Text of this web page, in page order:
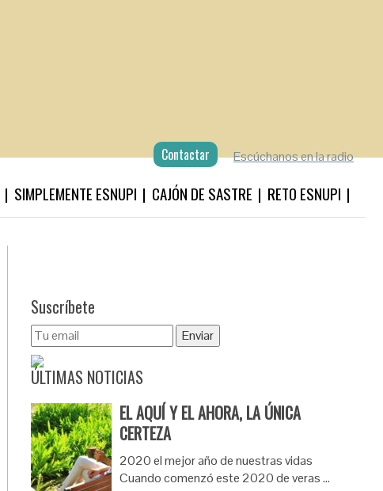
Escúchanos en la radio
Contactar
SIMPLEMENTE ESNUPI CAJÓN DE SASTRE RETO ESNUPI
Suscríbete
ÚLTIMAS NOTICIAS
EL AQUÍ Y EL AHORA, LA ÚNICA
CERTEZA
2020 el mejor año de nuestras vidas
Cuando comenzó este 2020 de veras …